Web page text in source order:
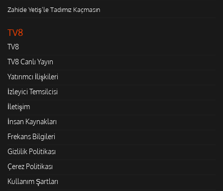
Zahide Yetiş'le Tadımız Kaçmasın
TV8
TV8
TV8 Canlı Yayın
Yatırımcı İlişkileri
İzleyici Temsilcisi
İletişim
İnsan Kaynakları
Frekans Bilgileri
Gizlilik Politikası
Çerez Politikası
Kullanım Şartları